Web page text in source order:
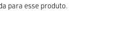
para esse produto.